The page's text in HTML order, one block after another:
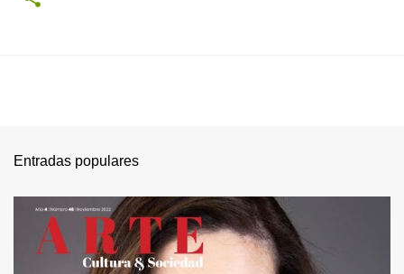
Entradas populares